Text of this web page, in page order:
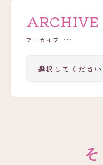
ARCHIVE
アーカイブ
そ